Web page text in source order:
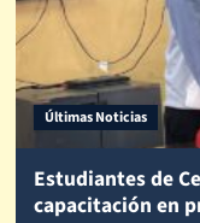
Últimas Noticias
Estudiantes de
capacitación en